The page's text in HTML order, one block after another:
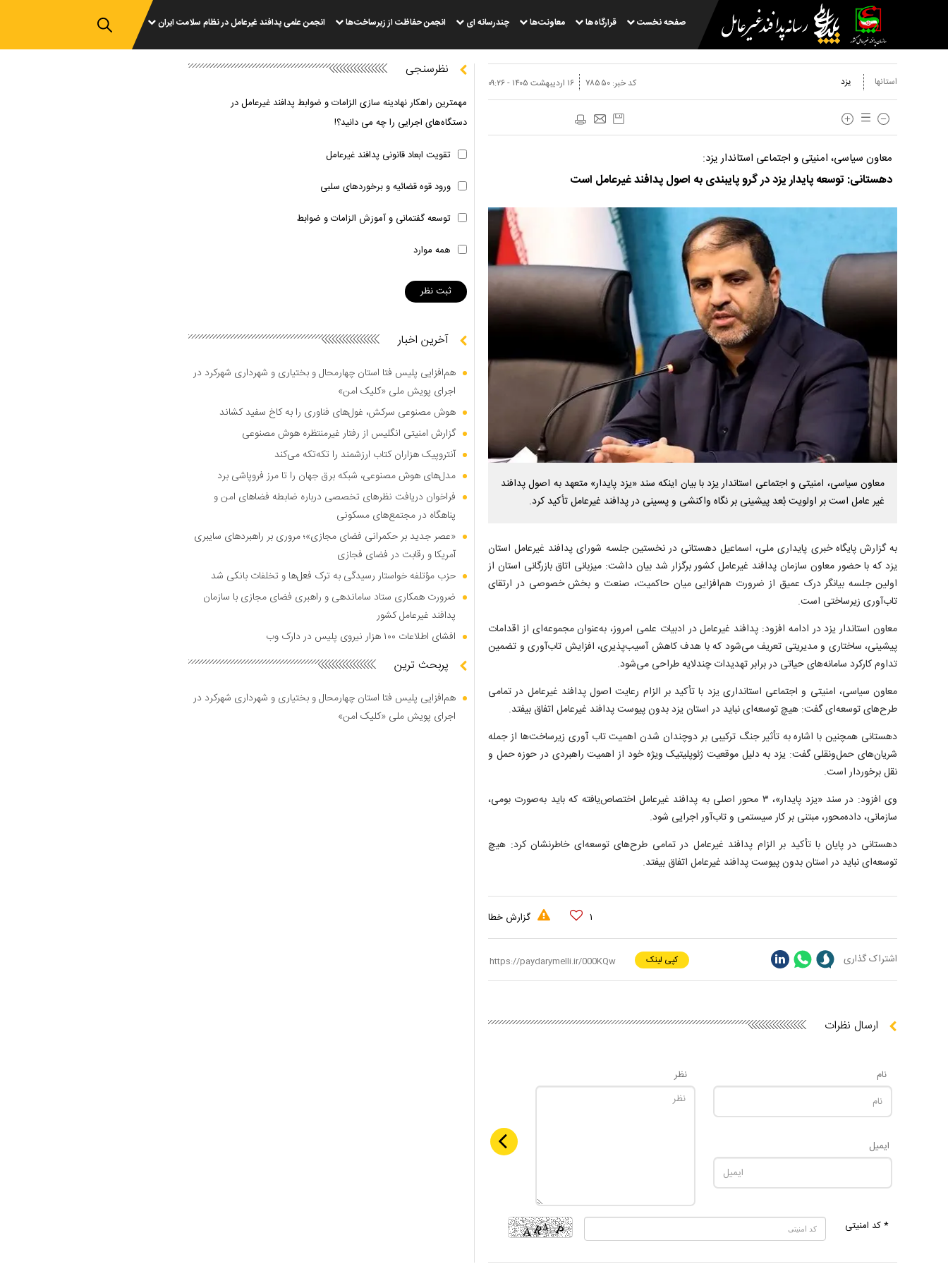
صفحه نخست قرارگاه‌ها معاونت‌ها چندرسانه ای انجمن حفاظت از زیرساخت‌ها انجمن علمی پدافند غیرعامل در نظام سلامت ایران
استانها یزد ۱۶ ارديبهشت ۱۴۰۵ - ۰۹:۲۶ کد خبر: ۷۸۵۵۰
معاون سیاسی، امنیتی و اجتماعی استاندار یزد:
دهستانی: توسعه پایدار یزد در گرو پایبندی به اصول پدافند غیرعامل است
معاون سیاسی، امنیتی و اجتماعی استاندار یزد با بیان اینکه سند «یزد پایدار» متعهد به اصول پدافند
غیر عامل است بر اولویت بُعد پیشینی بر نگاه واکنشی و پسینی در پدافند غیرعامل تأکید کرد.
به گزارش پایگاه خبری پایداری ملی، اسماعیل دهستانی در نخستین جلسه شورای پدافند غیرعامل استان
یزد که با حضور معاون سازمان پدافند غیرعامل کشور برگزار شد بیان داشت: میزبانی اتاق بازرگانی استان از
اولین جلسه بیانگر درک عمیق از ضرورت هم‌افزایی میان حاکمیت، صنعت و بخش خصوصی در ارتقای
تاب‌آوری زیرساختی است.
معاون استاندار یزد در ادامه افزود: پدافند غیرعامل در ادبیات علمی امروز، به‌عنوان مجموعه‌ای از اقدامات
پیشینی، ساختاری و مدیریتی تعریف می‌شود که با هدف کاهش آسیب‌پذیری، افزایش تاب‌آوری و تضمین
تداوم کارکرد سامانه‌های حیاتی در برابر تهدیدات چندلایه طراحی می‌شود.
معاون سیاسی، امنیتی و اجتماعی استانداری یزد با تأکید بر الزام رعایت اصول پدافند غیرعامل در تمامی
طرح‌های توسعه‌ای گفت: هیچ توسعه‌ای نباید در استان یزد بدون پیوست پدافند غیرعامل اتفاق بیفتد.
دهستانی همچنین با اشاره به تأثیر جنگ ترکیبی بر دوچندان شدن اهمیت تاب آوری زیرساخت‌ها از جمله
شریان‌های حمل‌ونقلی گفت: یزد به دلیل موقعیت ژئوپلیتیک ویژه خود از اهمیت راهبردی در حوزه حمل و
نقل برخوردار است.
وی افزود: در سند «یزد پایدار»، ۳ محور اصلی به پدافند غیرعامل اختصاص‌یافته که باید به‌صورت بومی،
سازمانی، داده‌محور، مبتنی بر کار سیستمی و تاب‌آور اجرایی شود.
دهستانی در پایان با تأکید بر الزام پدافند غیرعامل در تمامی طرح‌های توسعه‌ای خاطرنشان کرد: هیچ
توسعه‌ای نباید در استان بدون پیوست پدافند غیرعامل اتفاق بیفتد.
۱ گزارش خطا
اشتراک گذاری کپی لینک
ارسال نظرات
نام
ایمیل
نظر
* کد امنیتی
نظرسنجی
مهمترین راهکار نهادینه سازی الزامات و ضوابط پدافند غیرعامل در
دستگاه‌های اجرایی را چه می دانید؟!
تقویت ابعاد قانونی پدافند غیرعامل
ورود قوه قضائیه و برخوردهای سلبی
توسعه گفتمانی و آموزش الزامات و ضوابط
همه موارد
آخرین اخبار
هم‌افزایی پلیس فتا استان چهارمحال و بختیاری و شهرداری شهرکرد در
اجرای پویش ملی «کلیک امن»
هوش مصنوعی سرکش، غول‌های فناوری را به کاخ سفید کشاند
گزارش امنیتی انگلیس از رفتار غیرمنتظره هوش مصنوعی
آنتروپیک هزاران کتاب ارزشمند را تکه‌تکه می‌کند
مدل‌های هوش مصنوعی، شبکه برق جهان را تا مرز فروپاشی برد
فراخوان دریافت نظر‌های تخصصی درباره ضابطه فضا‌های امن و
پناهگاه در مجتمع‌های مسکونی
«عصر جدید بر حکمرانی فضای مجازی»؛ مروری بر راهبرد‌های سایبری
آمریکا و رقابت در فضای فجازی
حزب مؤتلفه خواستار رسیدگی به ترک فعل‌ها و تخلفات بانکی شد
ضرورت همکاری ستاد ساماندهی و راهبری فضای مجازی با سازمان
پدافند غیرعامل کشور
افشای اطلاعات ۱۰۰ هزار نیروی پلیس در دارک وب
پربحث ترین
هم‌افزایی پلیس فتا استان چهارمحال و بختیاری و شهرداری شهرکرد در
اجرای پویش ملی «کلیک امن»